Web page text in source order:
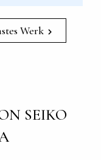
Werk
SEIKO